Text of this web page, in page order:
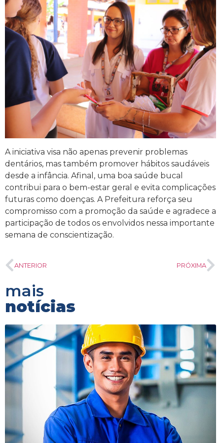
A iniciativa visa não apenas prevenir problemas
dentários, mas também promover hábitos saudáveis
desde a infância. Afinal, uma boa saúde bucal
contribui para o bem-estar geral e evita complicações
futuras como doenças. A Prefeitura reforça seu
compromisso com a promoção da saúde e agradece a
participação de todos os envolvidos nessa importante
semana de conscientização.
ANTERIOR PRÓXIMA
mais
notícias